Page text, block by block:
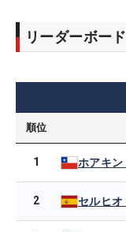
リーダーボード
順位
1 ホアキン
2 セルヒオ